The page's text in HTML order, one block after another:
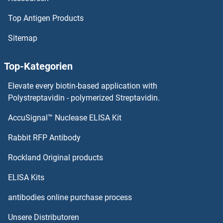
TUFM ELISA Kits
Tubulin, beta ELISA Kits
Tubulin, alpha 1a ELISA Kits
TXNRD1 ELISA Kits
TXNRD2 ELISA Kits
Top Antigen Products
Sitemap
Top-Kategorien
Elevate every biotin-based application with
Polystreptavidin - polymerized Streptavidin.
AccuSignal™ Nuclease ELISA Kit
Rabbit RFP Antibody
Rockland Original products
ELISA Kits
antibodies online purchase process
Unsere Distributoren